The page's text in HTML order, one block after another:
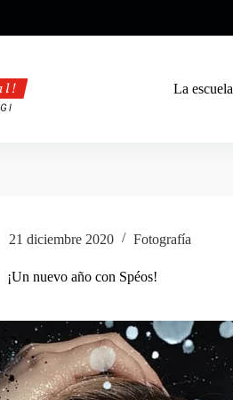
La escuela
21 diciembre 2020 Fotografía
¡Un nuevo año con Spéos!